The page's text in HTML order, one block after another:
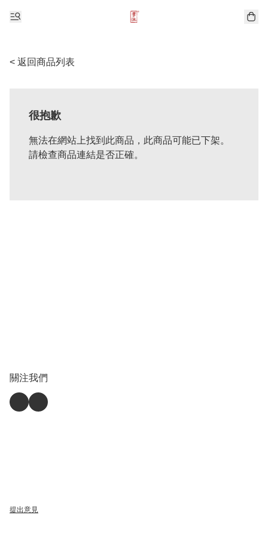
< 返回商品列表
很抱歉
無法在網站上找到此商品，此商品可能已下架。
請檢查商品連結是否正確。
關注我們
提出意見